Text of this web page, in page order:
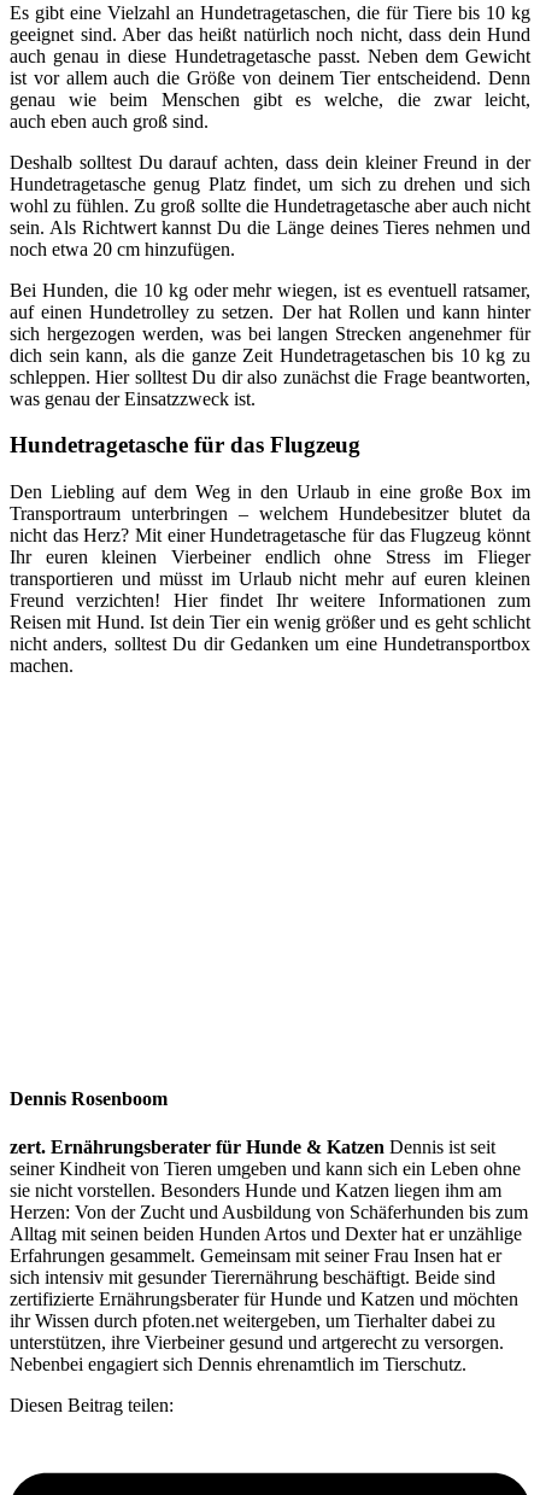
Es gibt eine Vielzahl an Hundetragetaschen, die für Tiere bis 10 kg
geeignet sind. Aber das heißt natürlich noch nicht, dass dein Hund
auch genau in diese Hundetragetasche passt. Neben dem Gewicht
ist vor allem auch die Größe von deinem Tier entscheidend. Denn
genau wie beim Menschen gibt es welche, die zwar leicht,
auch eben auch groß sind.
Deshalb solltest Du darauf achten, dass dein kleiner Freund in der
Hundetragetasche genug Platz findet, um sich zu drehen und sich
wohl zu fühlen. Zu groß sollte die Hundetragetasche aber auch nicht
sein. Als Richtwert kannst Du die Länge deines Tieres nehmen und
noch etwa 20 cm hinzufügen.
Bei Hunden, die 10 kg oder mehr wiegen, ist es eventuell ratsamer,
auf einen Hundetrolley zu setzen. Der hat Rollen und kann hinter
sich hergezogen werden, was bei langen Strecken angenehmer für
dich sein kann, als die ganze Zeit Hundetragetaschen bis 10 kg zu
schleppen. Hier solltest Du dir also zunächst die Frage beantworten,
was genau der Einsatzzweck ist.
Hundetragetasche für das Flugzeug
Den Liebling auf dem Weg in den Urlaub in eine große Box im
Transportraum unterbringen – welchem Hundebesitzer blutet da
nicht das Herz? Mit einer Hundetragetasche für das Flugzeug könnt
Ihr euren kleinen Vierbeiner endlich ohne Stress im Flieger
transportieren und müsst im Urlaub nicht mehr auf euren kleinen
Freund verzichten! Hier findet Ihr weitere Informationen zum
Reisen mit Hund. Ist dein Tier ein wenig größer und es geht schlicht
nicht anders, solltest Du dir Gedanken um eine Hundetransportbox
machen.
Dennis Rosenboom
zert. Ernährungsberater für Hunde & Katzen Dennis ist seit
seiner Kindheit von Tieren umgeben und kann sich ein Leben ohne
sie nicht vorstellen. Besonders Hunde und Katzen liegen ihm am
Herzen: Von der Zucht und Ausbildung von Schäferhunden bis zum
Alltag mit seinen beiden Hunden Artos und Dexter hat er unzählige
Erfahrungen gesammelt. Gemeinsam mit seiner Frau Insen hat er
sich intensiv mit gesunder Tierernährung beschäftigt. Beide sind
zertifizierte Ernährungsberater für Hunde und Katzen und möchten
ihr Wissen durch pfoten.net weitergeben, um Tierhalter dabei zu
unterstützen, ihre Vierbeiner gesund und artgerecht zu versorgen.
Nebenbei engagiert sich Dennis ehrenamtlich im Tierschutz.
Diesen Beitrag teilen: